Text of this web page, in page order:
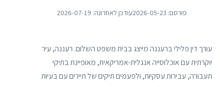
פורסם: 2026-05-23עודכן לאחרונה: 2026-07-19
עורך דין פלילי ברעננה מייצג בבית משפט השלום. רעננה, עיר
יוקרתית עם אוכלוסייה אנגלית-אמריקאית, מאופיינת בתיקי
תעבורה, עבירות עסקיות, ולפעמים תיקים של תיירים עם בעיות